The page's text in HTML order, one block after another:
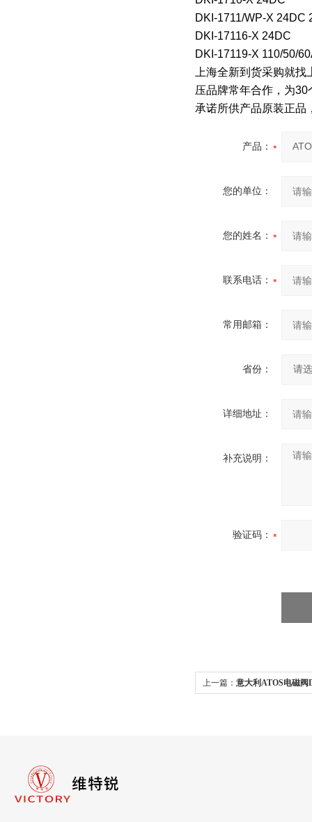
DKI-1711/WP-X 24DC
DKI-17116-X 24DC
DKI-17119-X 110/50/
上海全新到货采购就
压品牌常年合作，为
承诺所供产品原装正品
产品：
您的单位：
您的姓名：
联系电话：
常用邮箱：
省份：
详细地址：
补充说明：
验证码：
上一篇： 意大利ATOS电磁阀